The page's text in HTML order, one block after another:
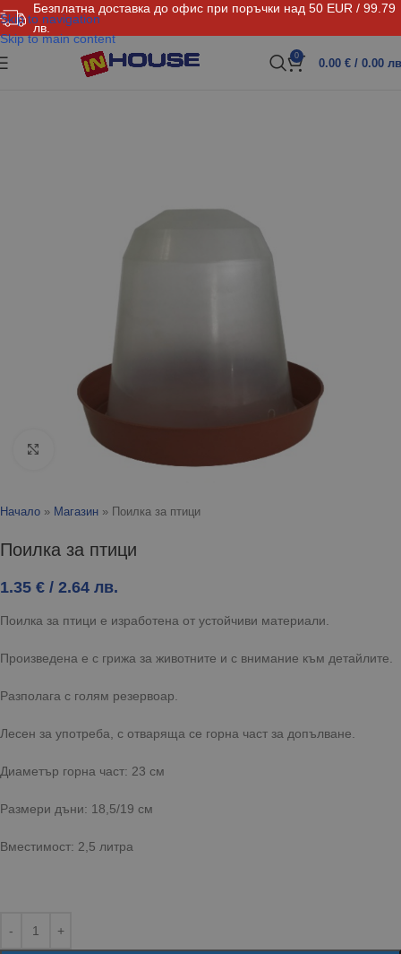
Безплатна доставка до офис при поръчки над 50 EUR / 99.79
лв.
Skip to navigation
Skip to main content
0
0.00 € / 0.00
Click to enlarge
Начало » Магазин » Поилка за птици
Поилка за птици
1.35 € / 2.64 лв.
Поилка за птици е изработена от устойчиви материали.
Произведена е с грижа за животните и с внимание към детайлите.
Разполага с голям резервоар.
Лесен за употреба, с отваряща се горна част за допълване.
Диаметър горна част: 23 см
Размери дъни: 18,5/19 см
Вместимост: 2,5 литра